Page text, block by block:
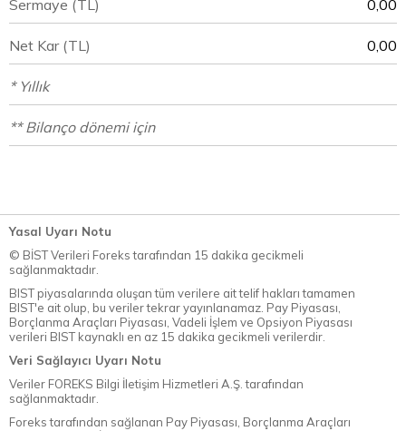
Sermaye (TL) 0,00
Net Kar (TL) 0,00
* Yıllık
** Bilanço dönemi için
Yasal Uyarı Notu
© BİST Verileri Foreks tarafından 15 dakika gecikmeli
sağlanmaktadır.
BIST piyasalarında oluşan tüm verilere ait telif hakları tamamen
BIST'e ait olup, bu veriler tekrar yayınlanamaz. Pay Piyasası,
Borçlanma Araçları Piyasası, Vadeli İşlem ve Opsiyon Piyasası
verileri BIST kaynaklı en az 15 dakika gecikmeli verilerdir.
Veri Sağlayıcı Uyarı Notu
Veriler FOREKS Bilgi İletişim Hizmetleri A.Ş. tarafından
sağlanmaktadır.
Foreks tarafından sağlanan Pay Piyasası, Borçlanma Araçları